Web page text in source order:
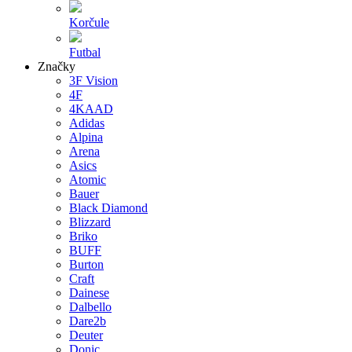
Korčule
Futbal
Značky
3F Vision
4F
4KAAD
Adidas
Alpina
Arena
Asics
Atomic
Bauer
Black Diamond
Blizzard
Briko
BUFF
Burton
Craft
Dainese
Dalbello
Dare2b
Deuter
Donic